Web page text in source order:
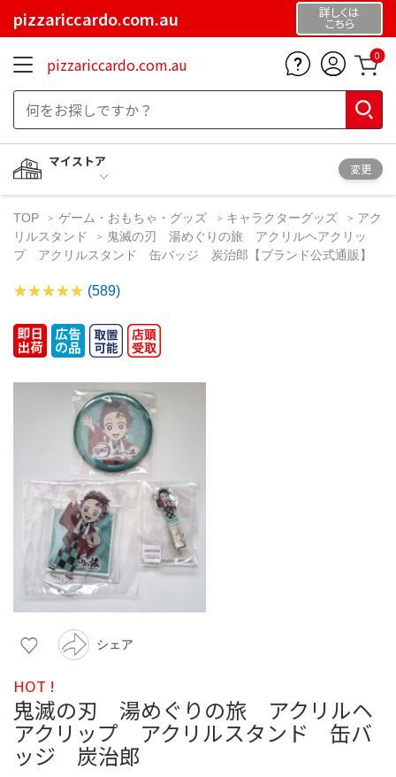
pizzariccardo.com.au 詳しくは
こちら
pizzariccardo.com.au 0
マイストア
変更
TOP ゲーム・おもちゃ・グッズ キャラクターグッズ
アク
リルスタンド
鬼滅の刃 湯めぐりの旅 アクリルヘアクリッ
プ アクリルスタンド 缶バッジ 炭治郎【ブランド公式通販】
(589)
シェア
HOT !
鬼滅の刃 湯めぐりの旅 アクリルヘ
アクリップ アクリルスタンド 缶バ
ッジ 炭治郎